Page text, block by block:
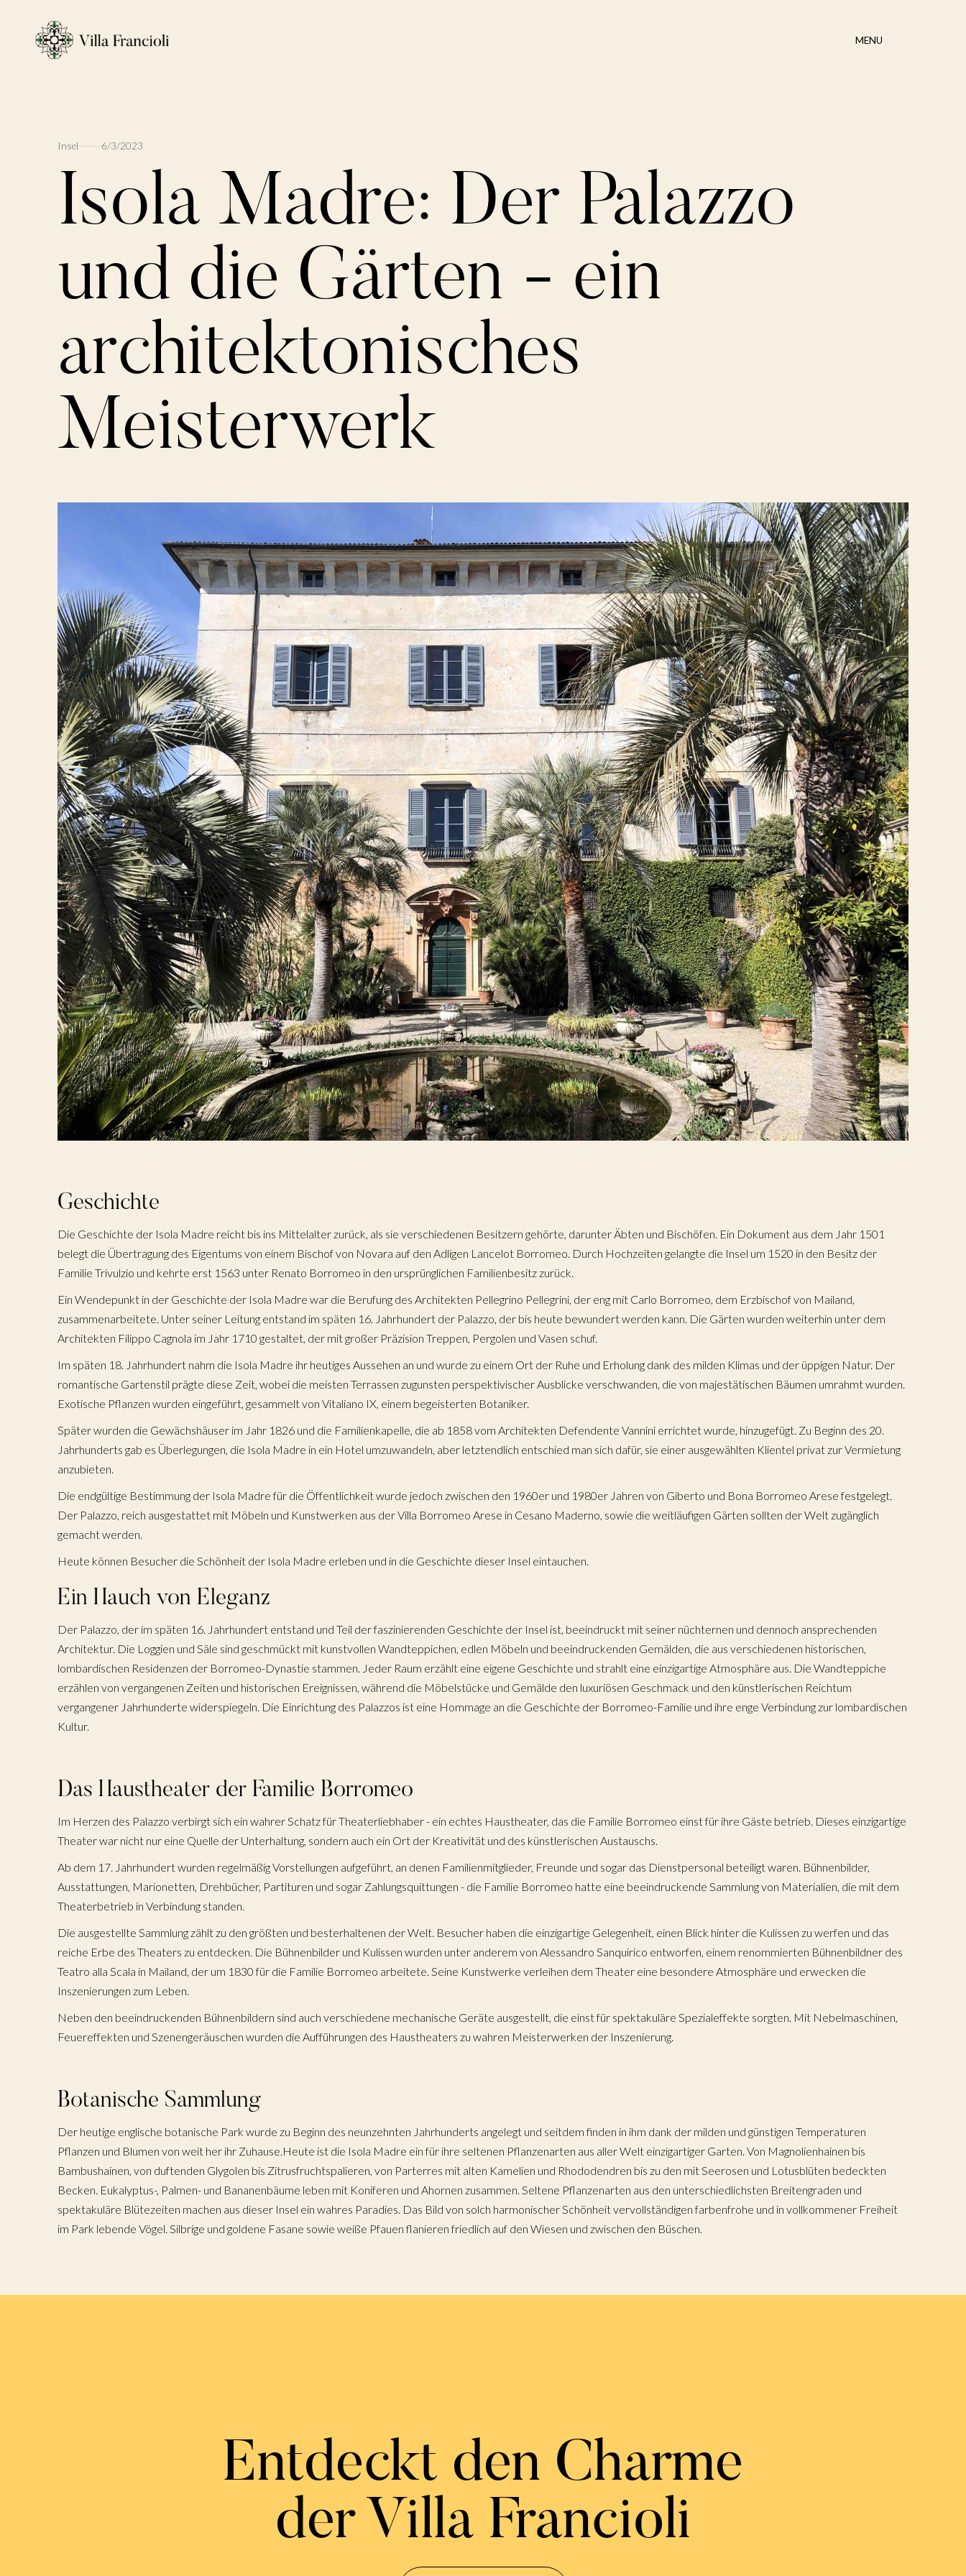
MENU
Insel 6/3/2023
Isola Madre: Der Palazzo
und die Gärten - ein
architektonisches
Meisterwerk
Geschichte
Die Geschichte der Isola Madre reicht bis ins Mittelalter zurück, als sie verschiedenen Besitzern gehörte, darunter Äbten und Bischöfen. Ein Dokument aus dem Jahr 1501
belegt die Übertragung des Eigentums von einem Bischof von Novara auf den Adligen Lancelot Borromeo. Durch Hochzeiten gelangte die Insel um 1520 in den Besitz der
Familie Trivulzio und kehrte erst 1563 unter Renato Borromeo in den ursprünglichen Familienbesitz zurück.
Ein Wendepunkt in der Geschichte der Isola Madre war die Berufung des Architekten Pellegrino Pellegrini, der eng mit Carlo Borromeo, dem Erzbischof von Mailand,
zusammenarbeitete. Unter seiner Leitung entstand im späten 16. Jahrhundert der Palazzo, der bis heute bewundert werden kann. Die Gärten wurden weiterhin unter dem
Architekten Filippo Cagnola im Jahr 1710 gestaltet, der mit großer Präzision Treppen, Pergolen und Vasen schuf.
Im späten 18. Jahrhundert nahm die Isola Madre ihr heutiges Aussehen an und wurde zu einem Ort der Ruhe und Erholung dank des milden Klimas und der üppigen Natur. Der
romantische Gartenstil prägte diese Zeit, wobei die meisten Terrassen zugunsten perspektivischer Ausblicke verschwanden, die von majestätischen Bäumen umrahmt wurden.
Exotische Pflanzen wurden eingeführt, gesammelt von Vitaliano IX, einem begeisterten Botaniker.
Später wurden die Gewächshäuser im Jahr 1826 und die Familienkapelle, die ab 1858 vom Architekten Defendente Vannini errichtet wurde, hinzugefügt. Zu Beginn des 20.
Jahrhunderts gab es Überlegungen, die Isola Madre in ein Hotel umzuwandeln, aber letztendlich entschied man sich dafür, sie einer ausgewählten Klientel privat zur Vermietung
anzubieten.
Die endgültige Bestimmung der Isola Madre für die Öffentlichkeit wurde jedoch zwischen den 1960er und 1980er Jahren von Giberto und Bona Borromeo Arese festgelegt.
Der Palazzo, reich ausgestattet mit Möbeln und Kunstwerken aus der Villa Borromeo Arese in Cesano Maderno, sowie die weitläufigen Gärten sollten der Welt zugänglich
gemacht werden.
Heute können Besucher die Schönheit der Isola Madre erleben und in die Geschichte dieser Insel eintauchen.
Ein Hauch von Eleganz
Der Palazzo, der im späten 16. Jahrhundert entstand und Teil der faszinierenden Geschichte der Insel ist, beeindruckt mit seiner nüchternen und dennoch ansprechenden
Architektur. Die Loggien und Säle sind geschmückt mit kunstvollen Wandteppichen, edlen Möbeln und beeindruckenden Gemälden, die aus verschiedenen historischen,
lombardischen Residenzen der Borromeo-Dynastie stammen. Jeder Raum erzählt eine eigene Geschichte und strahlt eine einzigartige Atmosphäre aus. Die Wandteppiche
erzählen von vergangenen Zeiten und historischen Ereignissen, während die Möbelstücke und Gemälde den luxuriösen Geschmack und den künstlerischen Reichtum
vergangener Jahrhunderte widerspiegeln. Die Einrichtung des Palazzos ist eine Hommage an die Geschichte der Borromeo-Familie und ihre enge Verbindung zur lombardischen
Kultur.
Das Haustheater der Familie Borromeo
Im Herzen des Palazzo verbirgt sich ein wahrer Schatz für Theaterliebhaber - ein echtes Haustheater, das die Familie Borromeo einst für ihre Gäste betrieb. Dieses einzigartige
Theater war nicht nur eine Quelle der Unterhaltung, sondern auch ein Ort der Kreativität und des künstlerischen Austauschs.
Ab dem 17. Jahrhundert wurden regelmäßig Vorstellungen aufgeführt, an denen Familienmitglieder, Freunde und sogar das Dienstpersonal beteiligt waren. Bühnenbilder,
Ausstattungen, Marionetten, Drehbücher, Partituren und sogar Zahlungsquittungen - die Familie Borromeo hatte eine beeindruckende Sammlung von Materialien, die mit dem
Theaterbetrieb in Verbindung standen.
Die ausgestellte Sammlung zählt zu den größten und besterhaltenen der Welt. Besucher haben die einzigartige Gelegenheit, einen Blick hinter die Kulissen zu werfen und das
reiche Erbe des Theaters zu entdecken. Die Bühnenbilder und Kulissen wurden unter anderem von Alessandro Sanquirico entworfen, einem renommierten Bühnenbildner des
Teatro alla Scala in Mailand, der um 1830 für die Familie Borromeo arbeitete. Seine Kunstwerke verleihen dem Theater eine besondere Atmosphäre und erwecken die
Inszenierungen zum Leben.
Neben den beeindruckenden Bühnenbildern sind auch verschiedene mechanische Geräte ausgestellt, die einst für spektakuläre Spezialeffekte sorgten. Mit Nebelmaschinen,
Feuereffekten und Szenengeräuschen wurden die Aufführungen des Haustheaters zu wahren Meisterwerken der Inszenierung.
Botanische Sammlung
Der heutige englische botanische Park wurde zu Beginn des neunzehnten Jahrhunderts angelegt und seitdem finden in ihm dank der milden und günstigen Temperaturen
Pflanzen und Blumen von weit her ihr Zuhause.Heute ist die Isola Madre ein für ihre seltenen Pflanzenarten aus aller Welt einzigartiger Garten. Von Magnolienhainen bis
Bambushainen, von duftenden Glygolen bis Zitrusfruchtspalieren, von Parterres mit alten Kamelien und Rhododendren bis zu den mit Seerosen und Lotusblüten bedeckten
Becken. Eukalyptus-, Palmen- und Bananenbäume leben mit Koniferen und Ahornen zusammen. Seltene Pflanzenarten aus den unterschiedlichsten Breitengraden und
spektakuläre Blütezeiten machen aus dieser Insel ein wahres Paradies. Das Bild von solch harmonischer Schönheit vervollständigen farbenfrohe und in vollkommener Freiheit
im Park lebende Vögel. Silbrige und goldene Fasane sowie weiße Pfauen flanieren friedlich auf den Wiesen und zwischen den Büschen.
Entdeckt den Charme
der Villa Francioli
Villa
Galerie
Umgebung
Buchung
Journal